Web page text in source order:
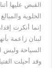
القبض عليها
الخلوية
إنما أنكرت
لبنان زاعمة
السياحة وليس
وقد أحيلت